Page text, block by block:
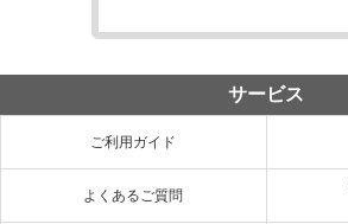
サービス
ご利用ガイド
よくあるご質問